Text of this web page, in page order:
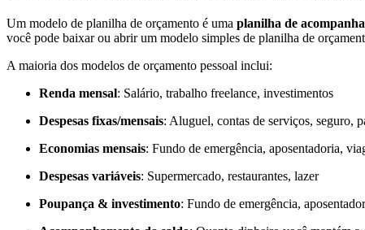
Um modelo de planilha de orçamento é uma planilha de
você pode baixar ou abrir um modelo simples de planilha de
A maioria dos modelos de orçamento pessoal inclui:
Renda mensal: Salário, trabalho freelance, investimentos
Despesas fixas/mensais: Aluguel, contas de serviços, seguro,
Economias mensais: Fundo de emergência, aposentadoria,
Despesas variáveis: Supermercado, restaurantes, lazer
Poupança & investimento: Fundo de emergência,